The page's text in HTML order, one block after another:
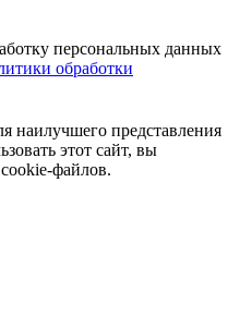
персональных данных
обработки
наилучшего представления
этот сайт, вы
файлов.